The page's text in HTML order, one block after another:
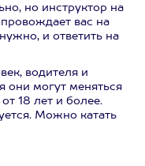
но инструктор на
вас на
и ответить на
водителя и
они могут меняться
18 лет и более.
Можно катать